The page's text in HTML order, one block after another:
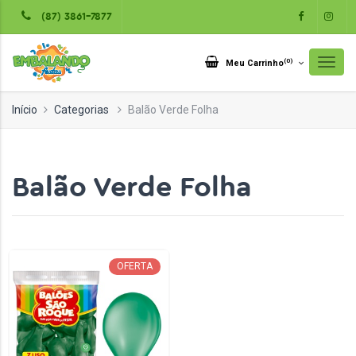
(87) 3861-7877
Meu Carrinho(0)
Início Categorias Balão Verde Folha
Balão Verde Folha
OFERTA